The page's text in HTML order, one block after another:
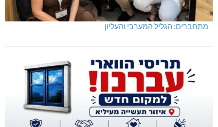
מתחברים: הגליל המערבי והעליון